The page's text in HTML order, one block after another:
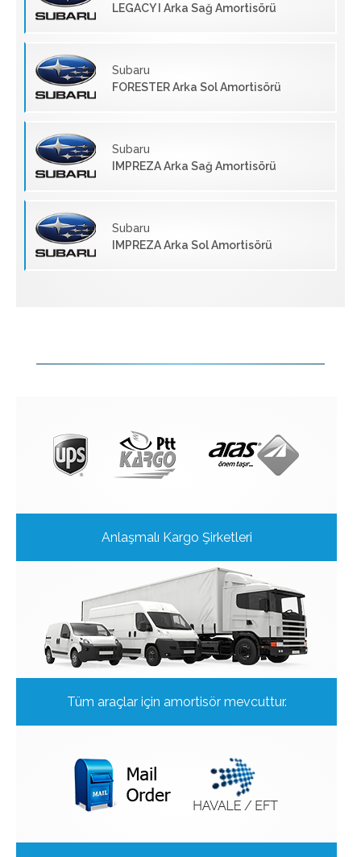
LEGACY I Arka Sağ Amortisörü
Subaru
FORESTER Arka Sol Amortisörü
Subaru
IMPREZA Arka Sağ Amortisörü
Subaru
IMPREZA Arka Sol Amortisörü
Anlaşmalı Kargo Şirketleri
Tüm araçlar için amortisör mevcuttur.